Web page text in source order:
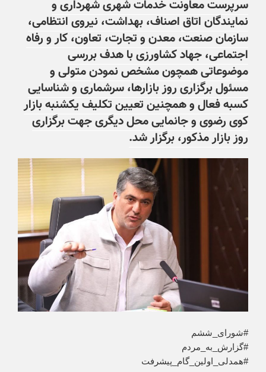
سرپرست معاونت خدمات شهری شهرداری و
نمایندگان اتاق اصناف، بهداشت، نیروی انتظامی،
سازمان صنعت، معدن و تجارت، تعاون، کار و رفاه
اجتماعی، جهاد کشاورزی با هدف بررسی
موضوعاتی همچون مشخص نمودن متولی و
مسئول برگزاری روز بازارها، سرشماری و شناسایی
کسبه فعال و همچنین تعیین تکلیف یکشنبه بازار
کوی رضوی و جانمایی محل دیگری جهت برگزاری
روز بازار مذکور، برگزار شد.
#شورای_ششم
#گزارش_به_مردم
#همدلی_اولین_گام_پیشرفت